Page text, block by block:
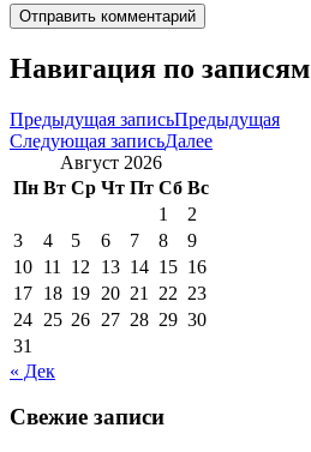
Навигация по записям
Предыдущая записьПредыдущая
Следующая записьДалее
Август 2026
Пн Вт Ср Чт Пт Сб Вс
1
2
3
4 5 6 7 8
9
10 11 12 13 14 15 16
17 18 19 20 21 22 23
24 25 26 27 28 29 30
31
« Дек
Свежие записи